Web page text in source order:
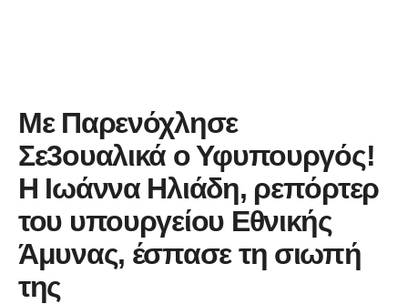
Με Παρενόχλησε
Σε3ουαλικά ο Υφυπουργός!
Η Ιωάννα Ηλιάδη, ρεπόρτερ
του υπουργείου Εθνικής
Άμυνας, έσπασε τη σιωπή
της